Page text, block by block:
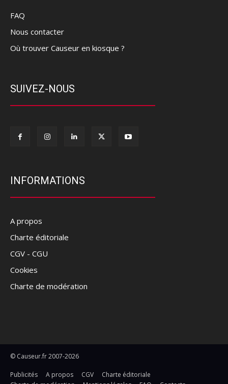
FAQ
Nous contacter
Où trouver Causeur en kiosque ?
SUIVEZ-NOUS
INFORMATIONS
A propos
Charte éditoriale
CGV - CGU
Cookies
Charte de modération
© Causeur.fr 2007-2026
Publicités A propos CGV
Charte éditoriale